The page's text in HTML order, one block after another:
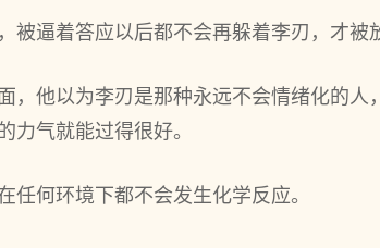
被逼着答应以后都不会再躲着李刃，才被
，他以为李刃是那种永远不会情绪化的人
力气就能过得很好。
何环境下都不会发生化学反应。